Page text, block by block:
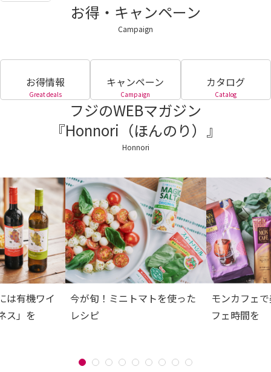
お得・キャンペーン
Campaign
お得情報
Great deals
キャンペーン
Campaign
カタログ
Catalog
フジのWEBマガジン
『Honnori（ほんのり）』
Honnori
は有機ワイ
ス」を
今が旬！ミニトマトを使った
レシピ
モンカフェ
フェ時間を